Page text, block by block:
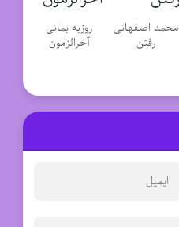
محمد اصفهانی
رفتن
روزبه بمانی
آخرالزمون